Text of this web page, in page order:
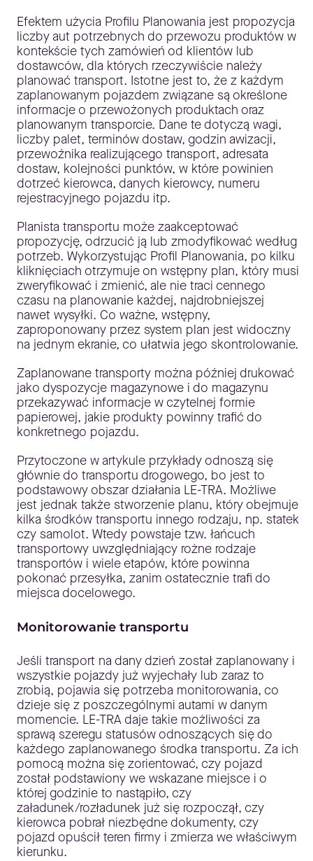
Efektem użycia Profilu Planowania jest propozycja
liczby aut potrzebnych do przewozu produktów w
kontekście tych zamówień od klientów lub
dostawców, dla których rzeczywiście należy
planować transport. Istotne jest to, że z każdym
zaplanowanym pojazdem związane są określone
informacje o przewożonych produktach oraz
planowanym transporcie. Dane te dotyczą wagi,
liczby palet, terminów dostaw, godzin awizacji,
przewoźnika realizującego transport, adresata
dostaw, kolejności punktów, w które powinien
dotrzeć kierowca, danych kierowcy, numeru
rejestracyjnego pojazdu itp.
Planista transportu może zaakceptować
propozycję, odrzucić ją lub zmodyfikować według
potrzeb. Wykorzystując Profil Planowania, po kilku
kliknięciach otrzymuje on wstępny plan, który musi
zweryfikować i zmienić, ale nie traci cennego
czasu na planowanie każdej, najdrobniejszej
nawet wysyłki. Co ważne, wstępny,
zaproponowany przez system plan jest widoczny
na jednym ekranie, co ułatwia jego skontrolowanie.
Zaplanowane transporty można później drukować
jako dyspozycje magazynowe i do magazynu
przekazywać informacje w czytelnej formie
papierowej, jakie produkty powinny trafić do
konkretnego pojazdu.
Przytoczone w artykule przykłady odnoszą się
głównie do transportu drogowego, bo jest to
podstawowy obszar działania LE-TRA. Możliwe
jest jednak także stworzenie planu, który obejmuje
kilka środków transportu innego rodzaju, np. statek
czy samolot. Wtedy powstaje tzw. łańcuch
transportowy uwzględniający rożne rodzaje
transportów i wiele etapów, które powinna
pokonać przesyłka, zanim ostatecznie trafi do
miejsca docelowego.
Monitorowanie transportu
Jeśli transport na dany dzień został zaplanowany i
wszystkie pojazdy już wyjechały lub zaraz to
zrobią, pojawia się potrzeba monitorowania, co
dzieje się z poszczególnymi autami w danym
momencie. LE-TRA daje takie możliwości za
sprawą szeregu statusów odnoszących się do
każdego zaplanowanego środka transportu. Za ich
pomocą można się zorientować, czy pojazd
został podstawiony we wskazane miejsce i o
której godzinie to nastąpiło, czy
załadunek/rozładunek już się rozpoczął, czy
kierowca pobrał niezbędne dokumenty, czy
pojazd opuścił teren firmy i zmierza we właściwym
kierunku.